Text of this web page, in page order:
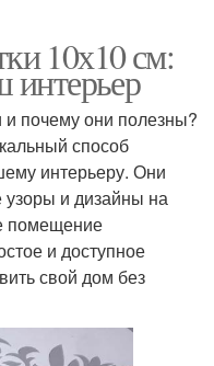
10х10 см:
интерьер
и почему они полезны?
способ
интерьеру. Они
узоры и дизайны на
помещение
и доступное
свой дом без